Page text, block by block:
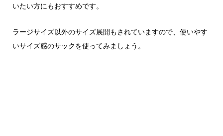
いたい方にもおすすめです。
ラージサイズ以外のサイズ展開もされていますので、使いやす
いサイズ感のサックを使ってみましょう。